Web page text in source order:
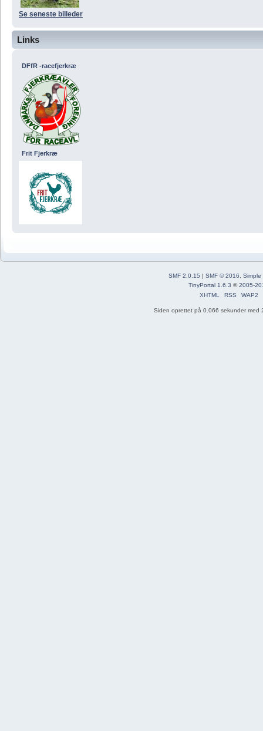
Se seneste billeder
Links
DFfR -racefjerkræ
Frit Fjerkræ
SMF 2.0.15 | SMF © 2016
Simple
TinyPortal 1.6.3 ©2005-
XHTML
RSS WAP2
Siden oprettet på 0.066 sekunder med